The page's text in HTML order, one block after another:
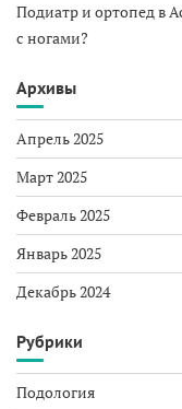
Подиатр и ортопед в
с ногами?
Архивы
Апрель 2025
Март 2025
Февраль 2025
Январь 2025
Декабрь 2024
Рубрики
Подология